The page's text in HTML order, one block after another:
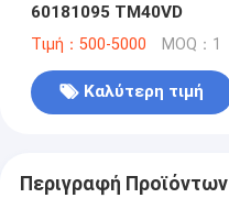
60181095 TM40VD
Τιμή：500-5000 MOQ：1
Καλύτερη τιμή
Περιγραφή Προϊόντων